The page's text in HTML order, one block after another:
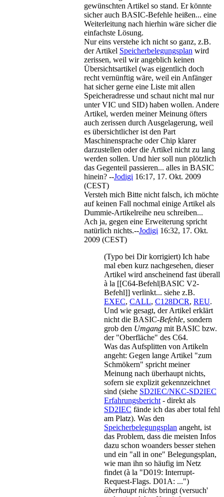
gewünschten Artikel so stand. Er könnte
sicher auch BASIC-Befehle heißen... eine
Weiterleitung nach hierhin wäre sicher die
einfachste Lösung.
Nur eins verstehe ich nicht so ganz, z.B.
der Artikel Speicherbelegungsplan wird
zerissen, weil wir angeblich keinen
Übersichtsartikel (was eigentlich doch
recht vernünftig wäre, weil ein Anfänger
hat sicher gerne eine Liste mit allen
Speicheradresse und schaut nicht mal nur
unter VIC und SID) haben wollen. Andere
Artikel, werden meiner Meinung öfters
auch zerissen durch Ausgelagerung, weil
es übersichtlicher ist den Part
Maschinensprache oder Chip klarer
darzustellen oder die Artikel nicht zu lang
werden sollen. Und hier soll nun plötzlich
das Gegenteil passieren... alles in BASIC
hinein? --Jodigi 16:17, 17. Okt. 2009
(CEST)
Versteh mich Bitte nicht falsch, ich möchte
auf keinen Fall nochmal einige Artikel als
Dummie-Artikelreihe neu schreiben...
Ach ja, gegen eine Erweiterung spricht
natürlich nichts.--Jodigi 16:32, 17. Okt.
2009 (CEST)
(Typo bei Dir korrigiert) Ich habe
mal eben kurz nachgesehen, dieser
Artikel wird anscheinend fast überall
à la [[C64-Befehl|BASIC V2-
Befehl]] verlinkt... siehe z.B.
EXEC, CALL, C128DCR, REU.
Und wie gesagt, der Artikel erklärt
nicht die BASIC-Befehle, sondern
grob den Umgang mit BASIC bzw.
der "Oberfläche" des C64.
Was das Aufsplitten von Artikeln
angeht: Gegen lange Artikel "zum
Schmökern" spricht meiner
Meinung nach überhaupt nichts,
sofern sie explizit gekennzeichnet
sind (siehe SD2IEC/NKC-SD2IEC
Erfahrungsbericht - direkt als
SD2IEC fände ich das aber total fehl
am Platz). Was den
Speicherbelegungsplan angeht, ist
das Problem, dass die meisten Infos
dazu schon woanders besser stehen
und ein "all in one" Belegungsplan,
wie man ihn so häufig im Netz
findet (à la "D019: Interrupt-
Request-Flags. D01A: ...")
überhaupt nichts bringt (versuch'